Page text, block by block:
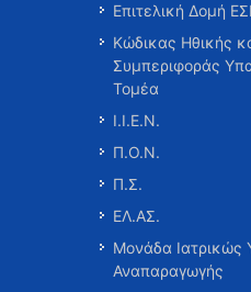
Επιτελική Δομή
Κώδικας Ηθικής
Συμπεριφοράς
Τομέα
Ι.Ι.Ε.Ν.
Π.Ο.Ν.
Π.Σ.
ΕΛ.ΑΣ.
Μονάδα Ιατρικώς
Αναπαραγωγής